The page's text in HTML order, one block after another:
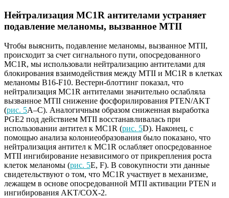
Нейтрализация MC1R антителами устраняет
подавление меланомы, вызванное MTII
Чтобы выяснить, подавление меланомы, вызванное MTII,
происходит за счет сигнального пути, опосредованного
MC1R, мы использовали нейтрализацию антителами для
блокирования взаимодействия между MTII и MC1R в клетках
меланомы B16-F10. Вестерн-блоттинг показал, что
нейтрализация MC1R антителами значительно ослабляла
вызванное MTII снижение фосфорилирования PTEN/AKT
(рис. 5A–C). Аналогичным образом сниженная выработка
PGE2 под действием MTII восстанавливалась при
использовании антител к MC1R (рис. 5D). Наконец, с
помощью анализа колониеобразования было показано, что
нейтрализация антител к MC1R ослабляет опосредованное
MTII ингибирование независимого от прикрепления роста
клеток меланомы (рис. 5E, F). В совокупности эти данные
свидетельствуют о том, что MC1R участвует в механизме,
лежащем в основе опосредованной MTII активации PTEN и
ингибирования AKT/COX-2.